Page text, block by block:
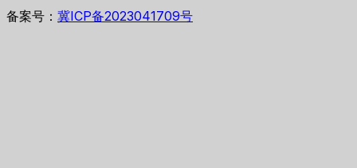
备案号： 冀ICP备2023041709号